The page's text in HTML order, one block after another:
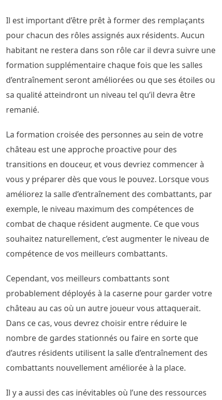
Il est important d’être prêt à former des remplaçants
pour chacun des rôles assignés aux résidents. Aucun
habitant ne restera dans son rôle car il devra suivre une
formation supplémentaire chaque fois que les salles
d’entraînement seront améliorées ou que ses étoiles ou
sa qualité atteindront un niveau tel qu’il devra être
remanié.
La formation croisée des personnes au sein de votre
château est une approche proactive pour des
transitions en douceur, et vous devriez commencer à
vous y préparer dès que vous le pouvez. Lorsque vous
améliorez la salle d’entraînement des combattants, par
exemple, le niveau maximum des compétences de
combat de chaque résident augmente. Ce que vous
souhaitez naturellement, c’est augmenter le niveau de
compétence de vos meilleurs combattants.
Cependant, vos meilleurs combattants sont
probablement déployés à la caserne pour garder votre
château au cas où un autre joueur vous attaquerait.
Dans ce cas, vous devrez choisir entre réduire le
nombre de gardes stationnés ou faire en sorte que
d’autres résidents utilisent la salle d’entraînement des
combattants nouvellement améliorée à la place.
Il y a aussi des cas inévitables où l’une des ressources